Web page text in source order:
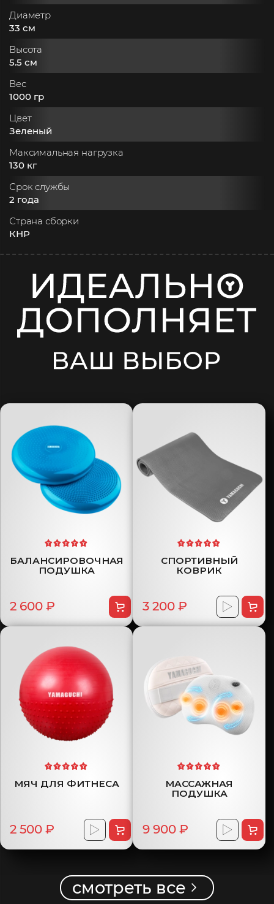
Диаметр
33 см
Высота
5.5 см
Вес
1000 гр
Цвет
Зеленый
Максимальная нагрузка
130 кг
Срок службы
2 года
Страна сборки
КНР
БАЛАНСИРОВОЧНАЯ
ПОДУШКА
2 600 ₽
СПОРТИВНЫЙ
КОВРИК
3 200 ₽
МЯЧ ДЛЯ ФИТНЕСА
2 500 ₽
МАССАЖНАЯ
ПОДУШКА
9 900 ₽
смотреть все